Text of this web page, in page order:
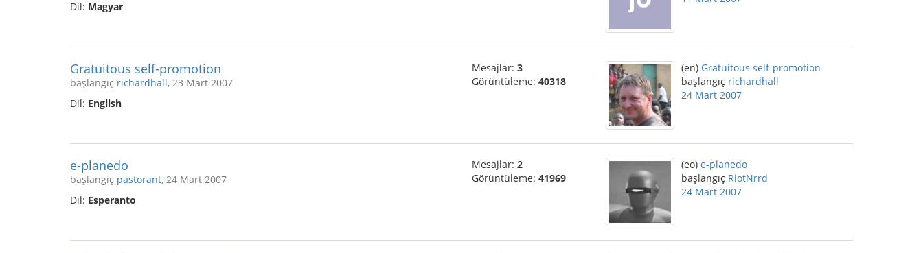
Dil: Magyar
Gratuitous self-promotion
başlangıç richardhall, 23 Mart 2007
Dil: English
Mesajlar: 3
Görüntüleme: 40318
(en) Gratuitous self-promotion
başlangıç richardhall
24 Mart 2007
e-planedo
başlangıç pastorant, 24 Mart 2007
Dil: Esperanto
Mesajlar: 2
Görüntüleme: 41969
(eo) e-planedo
başlangıç RiotNrrd
24 Mart 2007